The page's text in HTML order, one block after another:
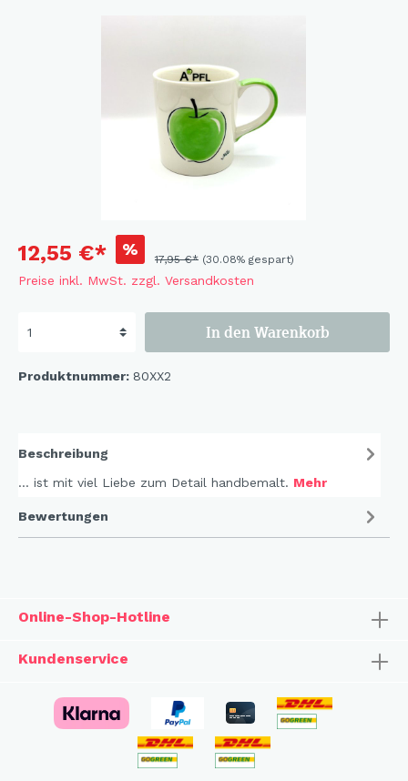
12,55 €* %
17,95 €* (30.08% gespart)
Preise inkl. MwSt. zzgl. Versandkosten
In den Warenkorb
Produktnummer: 80XX2
Beschreibung
... ist mit viel Liebe zum Detail handbemalt. Mehr
Bewertungen
Online-Shop-Hotline
Kundenservice